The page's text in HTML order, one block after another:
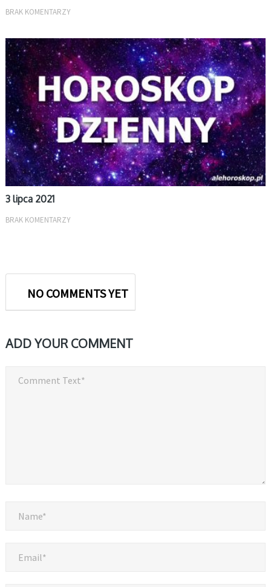
BRAK KOMENTARZY
DZIENNY
3 lipca 2021
BRAK KOMENTARZY
NO COMMENTS YET
ADD YOUR COMMENT